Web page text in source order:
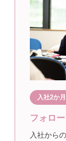
入社2か
フォロ
入社から